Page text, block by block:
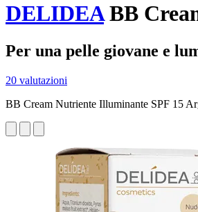
DELIDEABB
Per una pelle giovane e
20 valutazioni
BB Cream Nutriente Illuminante SPF 15